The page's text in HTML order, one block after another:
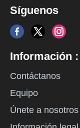
Síguenos
Información :
Contáctanos
Equipo
Únete a nosotros